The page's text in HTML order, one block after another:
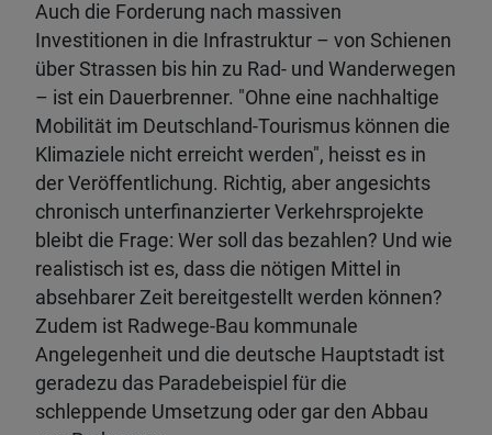
Auch die Forderung nach massiven
Investitionen in die Infrastruktur – von Schienen
über Strassen bis hin zu Rad- und Wanderwegen
– ist ein Dauerbrenner. "Ohne eine nachhaltige
Mobilität im Deutschland-Tourismus können die
Klimaziele nicht erreicht werden", heisst es in
der Veröffentlichung. Richtig, aber angesichts
chronisch unterfinanzierter Verkehrsprojekte
bleibt die Frage: Wer soll das bezahlen? Und wie
realistisch ist es, dass die nötigen Mittel in
absehbarer Zeit bereitgestellt werden können?
Zudem ist Radwege-Bau kommunale
Angelegenheit und die deutsche Hauptstadt ist
geradezu das Paradebeispiel für die
schleppende Umsetzung oder gar den Abbau